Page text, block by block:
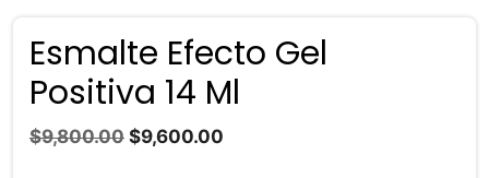
Esmalte Efecto Gel
Positiva 14 Ml
$9,800.00 El
$9,600.00